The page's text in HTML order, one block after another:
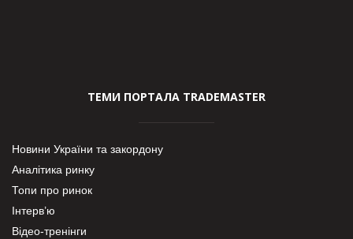
ТЕМИ ПОРТАЛА TRADEMASTER
Новини України та закордону
Аналітика ринку
Топи про ринок
Інтерв’ю
Відео-тренінги